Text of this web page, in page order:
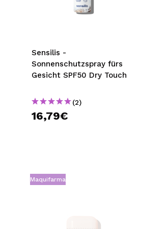
Sensilis -
Sonnenschutzspray fürs
Gesicht SPF50 Dry Touch
(2)
16,79€
Maquifarma